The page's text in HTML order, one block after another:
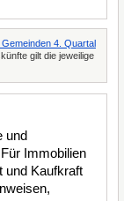
4. Quartal
gilt die jeweilige
und
Immobilien
und Kaufkraft